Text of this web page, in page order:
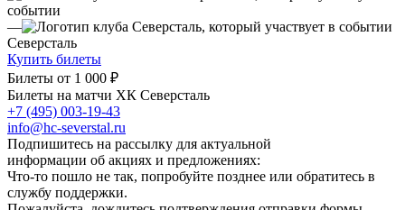
—
Северсталь
Купить билеты
Билеты от 1 000 ₽
Билеты на матчи ХК Северсталь
+7 (495) 003-19-43
info@hc-severstal.ru
Подпишитесь на рассылку для актуальной
информации об акциях и предложениях:
Что-то пошло не так, попробуйте позднее или обратитесь в
службу поддержки.